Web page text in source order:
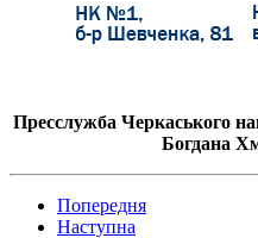
Пресслужба Черкаського
Богдана
Попередня
Наступна